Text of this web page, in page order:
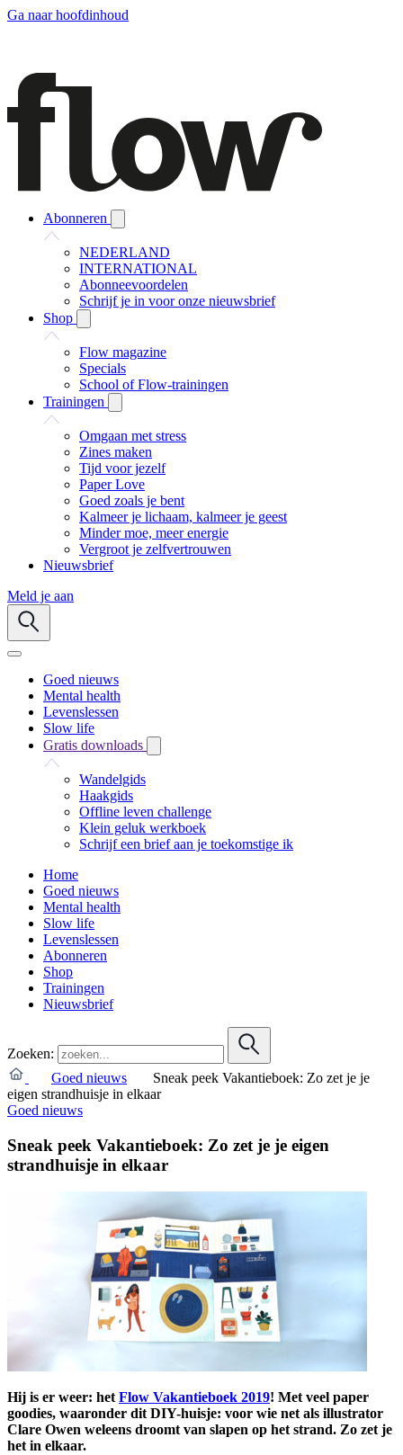
Ga naar hoofdinhoud
Abonneren
NEDERLAND
INTERNATIONAL
Abonneevoordelen
Schrijf je in voor onze nieuwsbrief
Shop
Flow magazine
Specials
School of Flow-trainingen
Trainingen
Omgaan met stress
Zines maken
Tijd voor jezelf
Paper Love
Goed zoals je bent
Kalmeer je lichaam, kalmeer je geest
Minder moe, meer energie
Vergroot je zelfvertrouwen
Nieuwsbrief
Meld je aan
Goed nieuws
Mental health
Levenslessen
Slow life
Gratis downloads
Wandelgids
Haakgids
Offline leven challenge
Klein geluk werkboek
Schrijf een brief aan je toekomstige ik
Home
Goed nieuws
Mental health
Slow life
Levenslessen
Abonneren
Shop
Trainingen
Nieuwsbrief
Zoeken:
Goed nieuws
Sneak peek Vakantieboek: Zo zet je je
eigen strandhuisje in elkaar
Goed nieuws
Sneak peek Vakantieboek: Zo zet je je eigen
strandhuisje in elkaar
Hij is er weer: het Flow Vakantieboek 2019! Met veel paper
goodies, waaronder dit DIY-huisje: voor wie net als illustrator
Clare Owen weleens droomt van slapen op het strand. Zo zet je
het in elkaar.